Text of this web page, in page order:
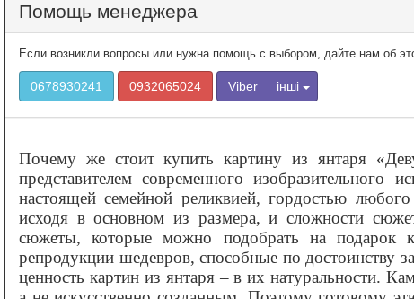
Помощь менеджера
Если возникли вопросы или нужна помощь с выбором, дайте нам об
0678930241 0932065024 Viber інші
Почему же стоит купить картину из янтаря
представителем современного
настоящей семейной реликвией, гордостью
исходя в основном из размера, и сложности
сюжеты, которые можно подобрать на подарок
репродукции шедевров, способные по достоинству
ценность картин из янтаря – в их натуральности.